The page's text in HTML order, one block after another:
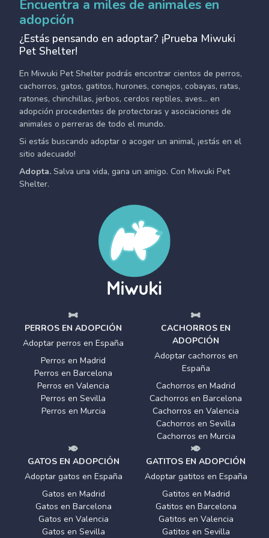
Encuentra a miles de animales en
adopción
¿Estás pensando en adoptar? ¡Prueba Miwuki
Pet Shelter!
En Miwuki Pet Shelter podrás encontrar cientos de perros,
cachorros, gatos, gatitos, hurones, conejos, cobayas, ratas,
ratones, chinchillas, jerbos, cerdos reptiles, aves... en
adopción procedentes de protectoras y asociaciones de
animales o perreras de todo el mundo.
Si estás buscando adoptar o acoger un animal, ¡estás en el
sitio adecuado!
Adopta. Salva una vida, gana un amigo. Con Miwuki Pet
Shelter.
PERROS EN ADOPCIÓN
Adoptar perros en España
Perros en Madrid
Perros en Barcelona
Perros en Valencia
Perros en Sevilla
Perros en Murcia
CACHORROS EN
ADOPCIÓN
Adoptar cachorros en
España
Cachorros en Madrid
Cachorros en Barcelona
Cachorros en Valencia
Cachorros en Sevilla
Cachorros en Murcia
GATOS EN ADOPCIÓN
Adoptar gatos en España
Gatos en Madrid
Gatos en Barcelona
Gatos en Valencia
Gatos en Sevilla
GATITOS EN ADOPCIÓN
Adoptar gatitos en España
Gatitos en Madrid
Gatitos en Barcelona
Gatitos en Valencia
Gatitos en Sevilla